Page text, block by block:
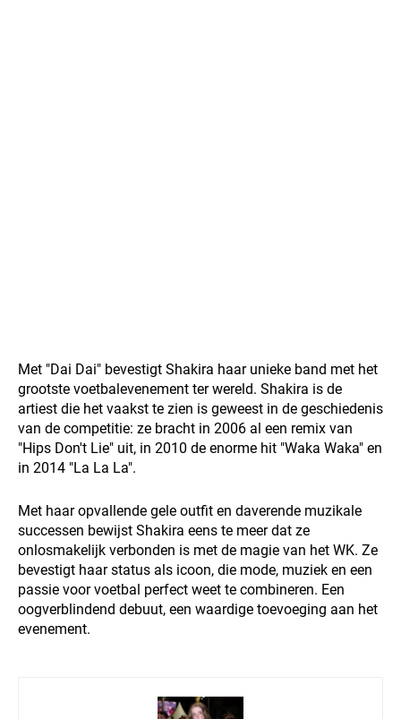
Met "Dai Dai" bevestigt Shakira haar unieke band met het
grootste voetbalevenement ter wereld. Shakira is de
artiest die het vaakst te zien is geweest in de geschiedenis
van de competitie: ze bracht in 2006 al een remix van
"Hips Don't Lie" uit, in 2010 de enorme hit "Waka Waka" en
in 2014 "La La La".
Met haar opvallende gele outfit en daverende muzikale
successen bewijst Shakira eens te meer dat ze
onlosmakelijk verbonden is met de magie van het WK. Ze
bevestigt haar status als icoon, die mode, muziek en een
passie voor voetbal perfect weet te combineren. Een
oogverblindend debuut, een waardige toevoeging aan het
evenement.